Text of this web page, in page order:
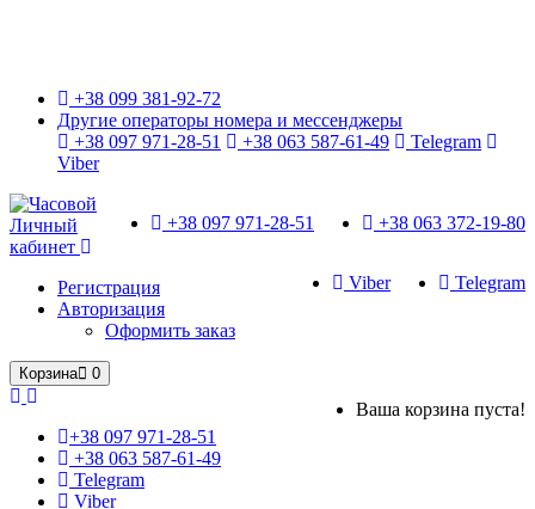
+38 099 381-92-72
Другие операторы номера и мессенджеры
+38 097 971-28-51
+38 063 587-61-49
Telegram
Viber
+38 063 372-19-80
+38 097 971-28-51
Telegram
Viber
Личный
кабинет
Регистрация
Авторизация
Оформить заказ
Корзина 0
Ваша корзина пуста!
+38 097 971-28-51
+38 063 587-61-49
Telegram
Viber